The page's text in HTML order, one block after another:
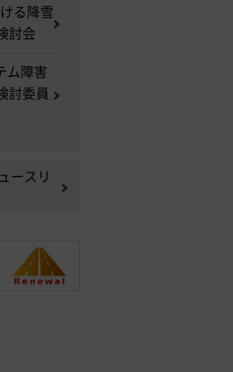
る降雪
討会
ム障害
討委員
ースリ